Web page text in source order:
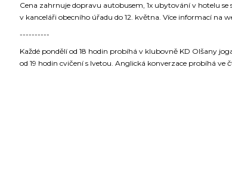
Cena zahrnuje dopravu autobusem, 1x ubytování v hotelu
v kanceláři obecního úřadu do 12. května. Více informací na
----------
Každé pondělí od 18 hodin probíhá v klubovně KD Olšany
od 19 hodin cvičení s Ivetou. Anglická konverzace probíhá ve